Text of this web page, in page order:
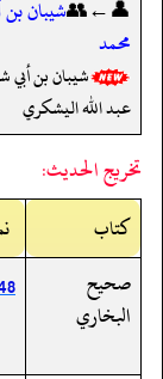
👤←👥شيبان بن
محمد
شيبان بن
عبد الله اليشكري
تخريج الحديث:
کتاب
صحيح
البخاري